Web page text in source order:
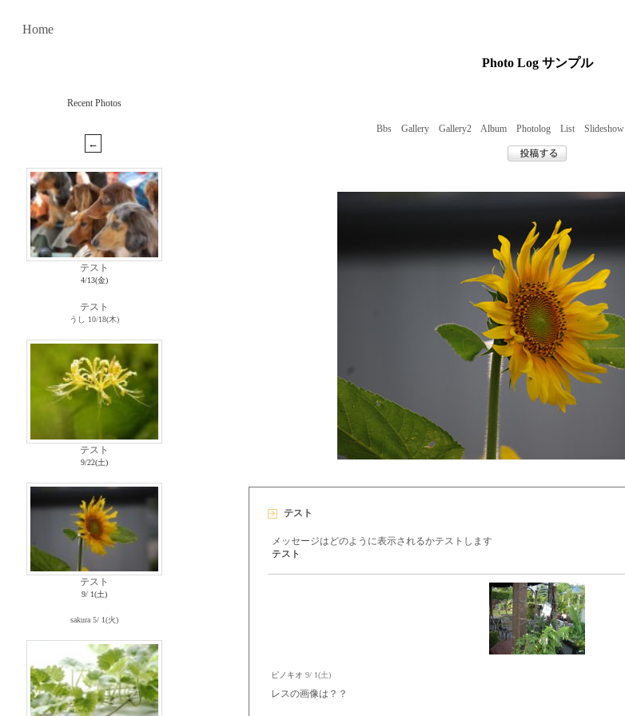
Home
Photo Log サンプル
Recent Photos
テスト
4/13(金)
テスト
うし 10/18(木)
テスト
9/22(土)
テスト
9/ 1(土)
sakura 5/ 1(火)
Bbs Gallery Gallery2 Album Photolog List Slideshow
テスト
メッセージはどのように表示されるかテストします
テスト
ピノキオ 9/ 1(土)
レスの画像は？？